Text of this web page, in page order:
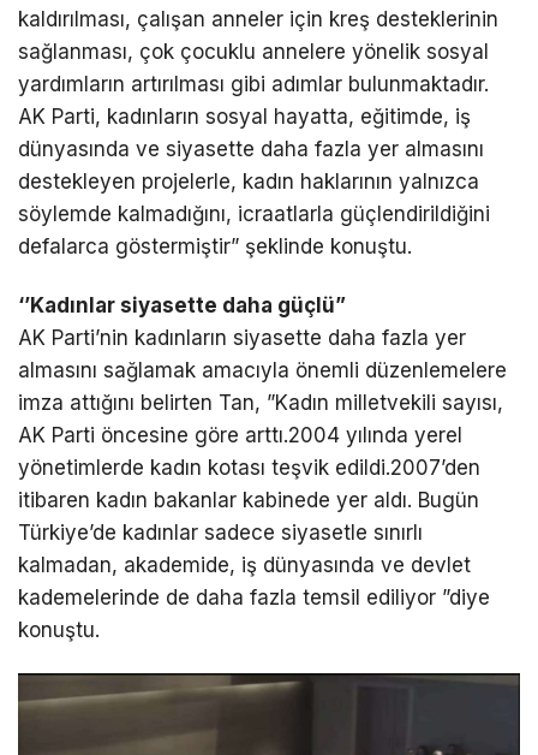
kaldırılması, çalışan anneler için kreş desteklerinin
sağlanması, çok çocuklu annelere yönelik sosyal
yardımların artırılması gibi adımlar bulunmaktadır.
AK Parti, kadınların sosyal hayatta, eğitimde, iş
dünyasında ve siyasette daha fazla yer almasını
destekleyen projelerle, kadın haklarının yalnızca
söylemde kalmadığını, icraatlarla güçlendirildiğini
defalarca göstermiştir” şeklinde konuştu.
‘’Kadınlar siyasette daha güçlü”
AK Parti’nin kadınların siyasette daha fazla yer
almasını sağlamak amacıyla önemli düzenlemelere
imza attığını belirten Tan, ”Kadın milletvekili sayısı,
AK Parti öncesine göre arttı.2004 yılında yerel
yönetimlerde kadın kotası teşvik edildi.2007’den
itibaren kadın bakanlar kabinede yer aldı. Bugün
Türkiye’de kadınlar sadece siyasetle sınırlı
kalmadan, akademide, iş dünyasında ve devlet
kademelerinde de daha fazla temsil ediliyor ”diye
konuştu.